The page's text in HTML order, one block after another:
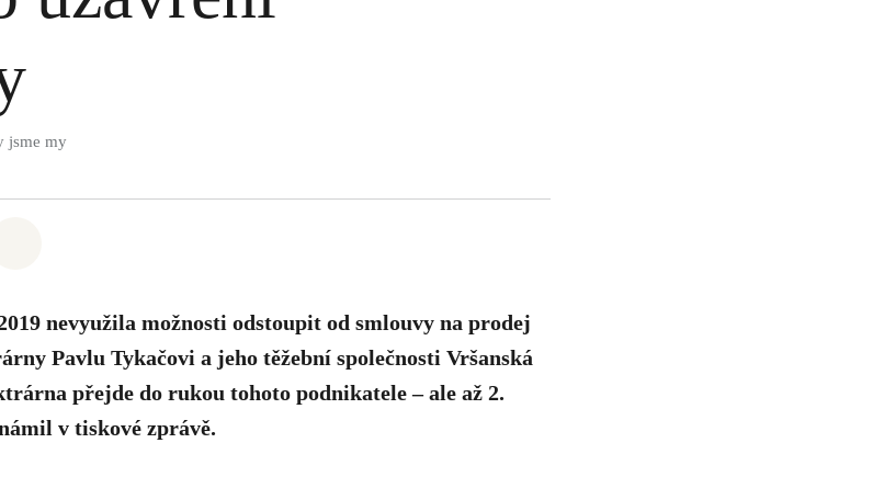
jsme my
nevyužila možnosti odstoupit od smlouvy na prodej
Pavlu Tykačovi a jeho těžební společnosti Vršanská
přejde do rukou tohoto podnikatele – ale až 2.
v tiskové zprávě.